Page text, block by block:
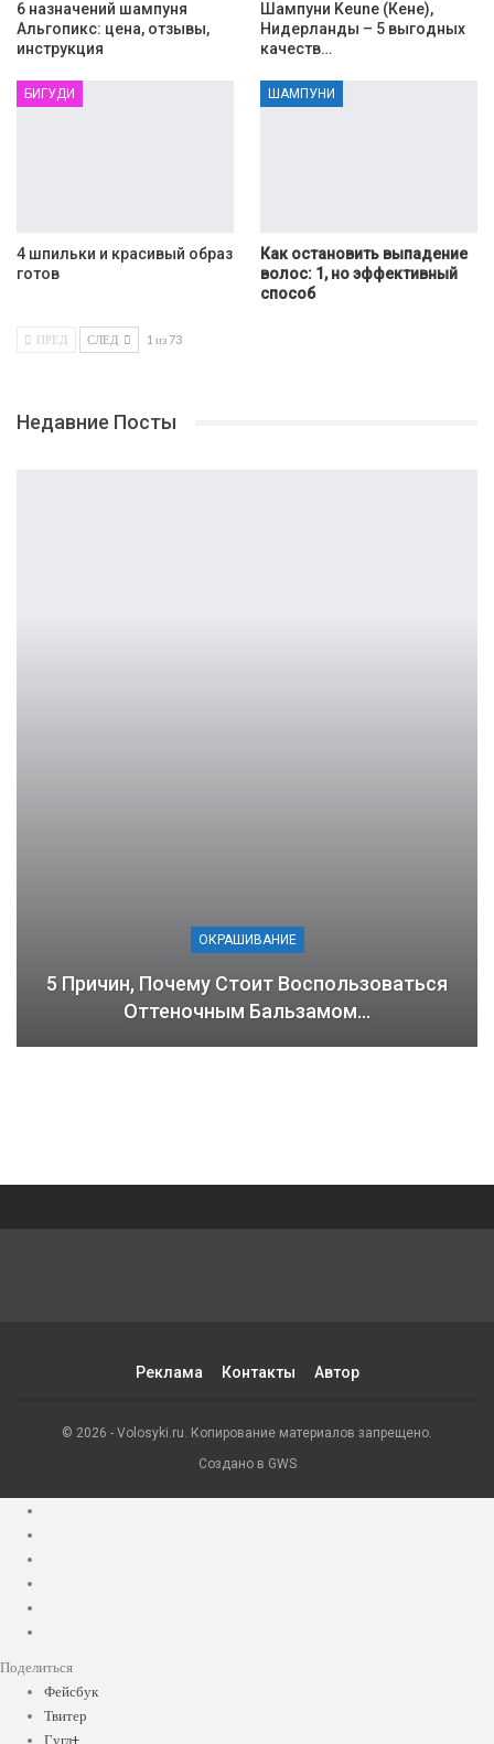
6 назначений шампуня
Альгопикс: цена, отзывы,
инструкция
Шампуни Keune (Кене),
Нидерланды – 5 выгодных
качеств…
БИГУДИ
4 шпильки и красивый образ
готов
ШАМПУНИ
Как остановить выпадение
волос: 1, но эффективный
способ
ПРЕД СЛЕД 1 из 73
Недавние Посты
ОКРАШИВАНИЕ
5 Причин, Почему Стоит Воспользоваться
Оттеночным Бальзамом…
Реклама Контакты Автор
© 2026 - Volosyki.ru. Копирование материалов запрещено.
Создано в GWS
Поделиться
Фейсбук
Твитер
Гугл+